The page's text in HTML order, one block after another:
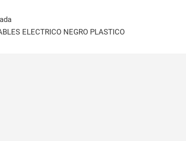
ELECTRICO NEGRO PLASTICO